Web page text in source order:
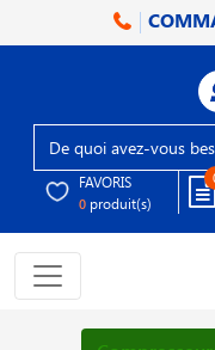
FAVORIS
0 produit(s)